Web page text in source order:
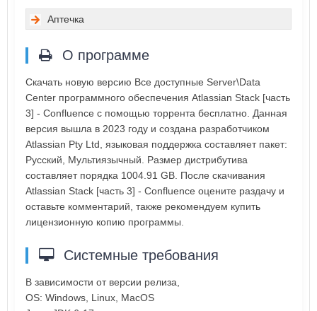
Аптечка
О программе
Скачать новую версию Все доступные Server\Data
Center программного обеспечения Atlassian Stack [часть
3] - Confluence с помощью торрента бесплатно. Данная
версия вышла в 2023 году и создана разработчиком
Atlassian Pty Ltd, языковая поддержка составляет пакет:
Русский, Мультиязычный. Размер дистрибутива
составляет порядка 1004.91 GB. После скачивания
Atlassian Stack [часть 3] - Confluence оцените раздачу и
оставьте комментарий, также рекомендуем купить
лицензионную копию программы.
Системные требования
В зависимости от версии релиза,
OS: Windows, Linux, MacOS